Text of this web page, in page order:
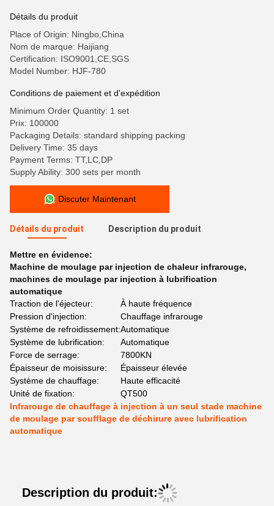
Détails du produit
Place of Origin: Ningbo,China
Nom de marque: Haijiang
Certification: ISO9001,CE,SGS
Model Number: HJF-780
Conditions de paiement et d'expédition
Minimum Order Quantity: 1 set
Prix: 100000
Packaging Details: standard shipping packing
Delivery Time: 35 days
Payment Terms: TT,LC,DP
Supply Ability: 300 sets per month
Discuter Maintenant
Détails du produit Description du produit
Mettre en évidence:
Machine de moulage par injection de chaleur infrarouge,
machines de moulage par injection à lubrification
automatique
Traction de l'éjecteur:
À haute fréquence
Pression d'injection:
Chauffage infrarouge
Système de refroidissement:Automatique
Système de lubrification:
Automatique
Force de serrage:
7800KN
Épaisseur de moisissure:
Épaisseur élevée
Système de chauffage:
Haute efficacité
Unité de fixation:
QT500
Infrarouge de chauffage à injection à un seul stade machine
de moulage par soufflage de déchirure avec lubrification
automatique
Description du produit: